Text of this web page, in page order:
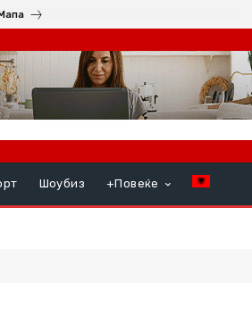
Шоубиз +Повеќе
во Гостивар продолжи